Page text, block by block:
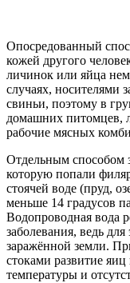
Опосредованный
кожей другого
личинок или яйца
случаях, носителями
свиньи, поэтому в
домашних питомцев,
рабочие мясных
Отдельным способом
которую попали
стоячей воде (пруд,
меньше 14 градусов
Водопроводная вода
заболевания, ведь
заражённой земли.
стоками развитие
температуры и